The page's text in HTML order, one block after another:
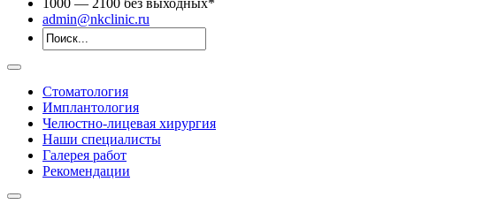
1000 — 2100 без выходных*
admin@nkclinic.ru
Стоматология
Имплантология
Челюстно-лицевая хирургия
Наши специалисты
Галерея работ
Рекомендации